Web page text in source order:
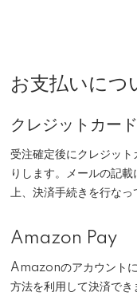
お支払いにつ
クレジットカー
受注確定後にクレジッ
りします。メールの記
上、決済手続きを行なっ
Amazon Pay
Amazonのアカウント
方法を利用して決済でき